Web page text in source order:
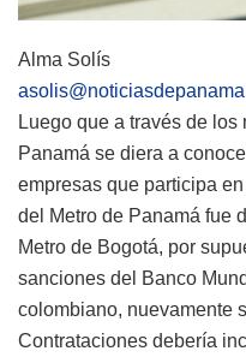
Alma Solís
Luego que a través de
Panamá se diera a
empresas que participa
del Metro de Panamá fue
Metro de Bogotá, por
sanciones del Banco
colombiano, nuevamente
Contrataciones debería